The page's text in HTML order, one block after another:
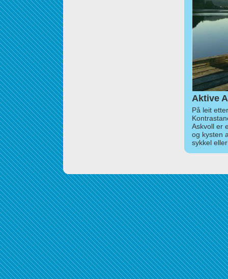
Aktive
På leit
Askvoll er
og kysten
sykkel